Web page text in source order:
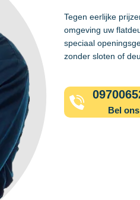
Tegen eerlijke
omgeving uw
speciaal
zonder sloten of
Bel